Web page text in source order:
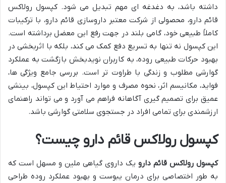
داشته باشد، به دغدغه ای مهم تبدیل می شود. کپسول رولاکس
قائم دارو، محصولی از شرکت معتبر داروسازی قائم دارو، با ترکیبات
کاملاً طبیعی خود، گامی بلند در جهت رفع این معضل برداشته است.
این کپسول نه تنها به تسریع دفع کمک می کند، بلکه با اثربخشی در
بهبود حرکات طبیعی روده، به کاربران نویدبخش بازگشت به عملکرد
گوارشی مطلوب و زندگی با طراوت تر است. بررسی جامع ویژگی ها،
فواید، مکانیسم اثر، نحوه مصرف و موارد احتیاط این کپسول، بینشی
عمیق برای تصمیم گیری آگاهانه فراهم می آورد و می تواند راهنمای
ارزشمندی برای تمامی افراد در جستجوی سلامتی گوارشی باشد.
کپسول رولاکس قائم دارو چیست؟
کپسول رولاکس قائم دارو یک داروی گیاهی ملین و مسهل است که
به طور اختصاصی برای درمان یبوست و بهبود عملکرد روده طراحی